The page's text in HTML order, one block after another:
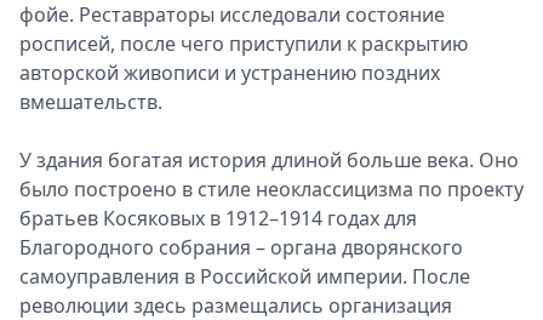
фойе. Реставраторы исследовали состояние
росписей, после чего приступили к раскрытию
авторской живописи и устранению поздних
вмешательств.
У здания богатая история длиной больше века. Оно
было построено в стиле неоклассицизма по проекту
братьев Косяковых в 1912–1914 годах для
Благородного собрания – органа дворянского
самоуправления в Российской империи. После
революции здесь размещались организация